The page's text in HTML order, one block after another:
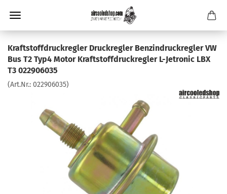
Kraftstoffdruckregler Druckregler Benzindruckregler VW
Bus T2 Typ4 Motor Kraftstoffdruckregler L-Jetronic LBX
T3 022906035
(Art.Nr.: 022906035)